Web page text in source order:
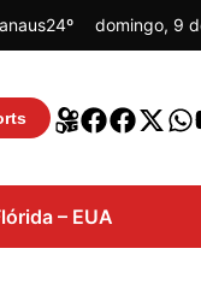
24º domingo, 9
– EUA